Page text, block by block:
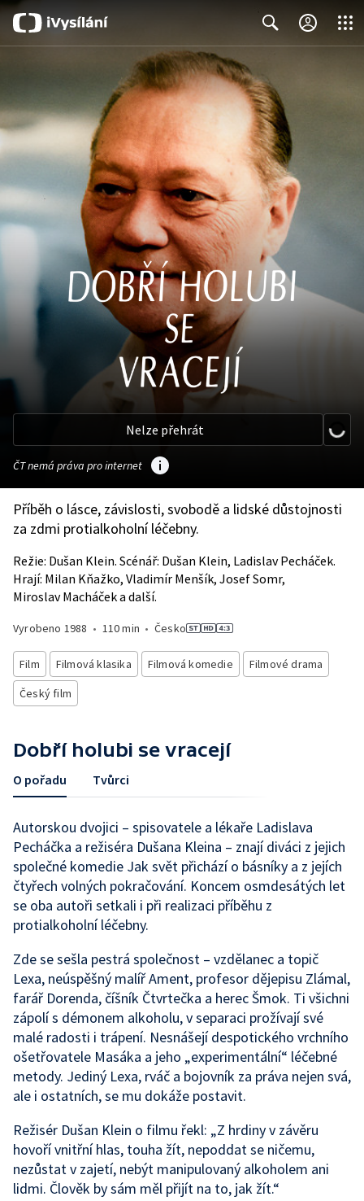
Nelze přehrát
ČT nemá práva pro internet
Příběh o lásce, závislosti, svobodě a lidské důstojnosti
za zdmi protialkoholní léčebny.
Režie: Dušan Klein. Scénář: Dušan Klein, Ladislav Pecháček.
Hrají: Milan Kňažko, Vladimír Menšík, Josef Somr,
Miroslav Macháček a další.
Vyrobeno 1988 • 110 min •Česko
Film Filmová klasika Filmová komedie
Filmové drama
Český film
Dobří holubi se vracejí
O pořadu Tvůrci
Autorskou dvojici – spisovatele a lékaře Ladislava
Pecháčka a režiséra Dušana Kleina – znají diváci z jejich
společné komedie Jak svět přichází o básníky a z jejích
čtyřech volných pokračování. Koncem osmdesátých let
se oba autoři setkali i při realizaci příběhu z
protialkoholní léčebny.
Zde se sešla pestrá společnost – vzdělanec a topič
Lexa, neúspěšný malíř Ament, profesor dějepisu Zlámal,
farář Dorenda, číšník Čtvrtečka a herec Šmok. Ti všichni
zápolí s démonem alkoholu, v separaci prožívají své
malé radosti i trápení. Nesnášejí despotického vrchního
ošetřovatele Masáka a jeho „experimentální“ léčebné
metody. Jediný Lexa, rváč a bojovník za práva nejen svá,
ale i ostatních, se mu dokáže postavit.
Režisér Dušan Klein o filmu řekl: „Z hrdiny v závěru
hovoří vnitřní hlas, touha žít, nepoddat se ničemu,
nezůstat v zajetí, nebýt manipulovaný alkoholem ani
lidmi. Člověk by sám měl přijít na to, jak žít.“